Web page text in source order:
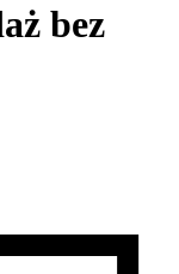
bez